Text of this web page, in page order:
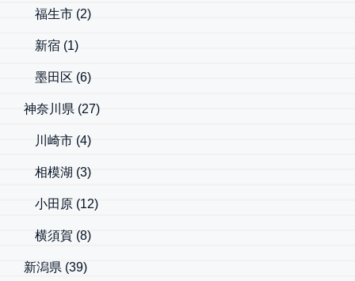
福生市 (2)
新宿 (1)
墨田区 (6)
神奈川県 (27)
川崎市 (4)
相模湖 (3)
小田原 (12)
横須賀 (8)
新潟県 (39)